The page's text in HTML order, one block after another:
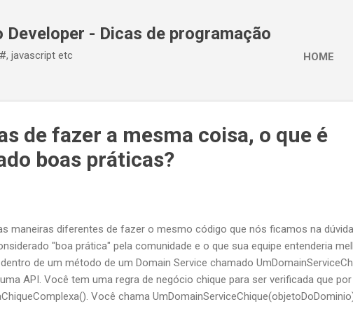
Developer - Dicas de programação
javascript etc HOME
de fazer a mesma coisa, o que é
boas práticas?
maneiras diferentes de fazer o mesmo código que nós ficamos na
"boa prática" pela comunidade e o que sua equipe entenderia
de um método de um Domain Service chamado
API. Você tem uma regra de negócio chique para ser verificada que
Você chama